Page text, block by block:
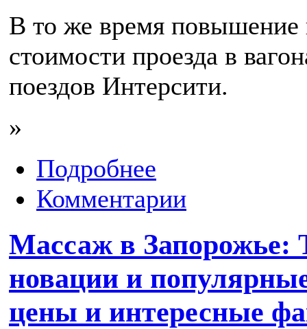
В то же время повышение
стоимости проезда в
поездов Интерсити.
»
Подробнее
Комментарии
Массаж в
новации и
цены и интересные